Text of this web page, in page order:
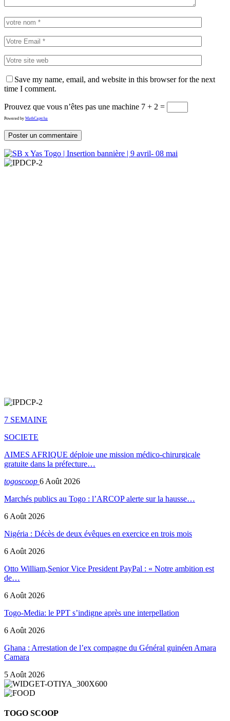
Save my name, email, and website in this browser for the next
time I comment.
Prouvez que vous n’êtes pas une machine 7 + 2 =
Powered by MathCaptcha
7 SEMAINE
SOCIETE
AIMES AFRIQUE déploie une mission médico-chirurgicale
gratuite dans la préfecture…
togoscoop 6 Août 2026
Marchés publics au Togo : l’ARCOP alerte sur la hausse…
6 Août 2026
Nigéria : Décès de deux évêques en exercice en trois mois
6 Août 2026
Otto William,Senior Vice President PayPal : « Notre ambition est
de…
6 Août 2026
Togo-Media: le PPT s’indigne après une interpellation
6 Août 2026
Ghana : Arrestation de l’ex compagne du Général guinéen Amara
Camara
5 Août 2026
TOGO SCOOP